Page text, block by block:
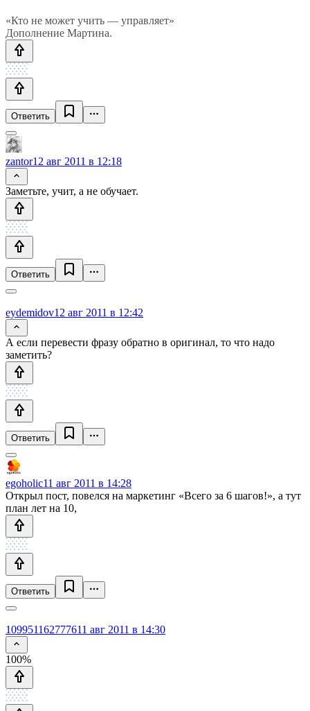
«Кто не может учить — управляет»
Дополнение Мартина.
Ответить
zantor12 авг 2011 в 12:18
Заметьте, учит, а не обучает.
Ответить
eydemidov12 авг 2011 в 12:42
А если перевести фразу обратно в оригинал, то что надо
заметить?
Ответить
egoholic11 авг 2011 в 14:28
Открыл пост, повелся на маркетинг «Всего за 6 шагов!», а тут
план лет на 10,
Ответить
109951162777611 авг 2011 в 14:30
100%